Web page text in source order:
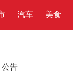
汽车 美食
公告